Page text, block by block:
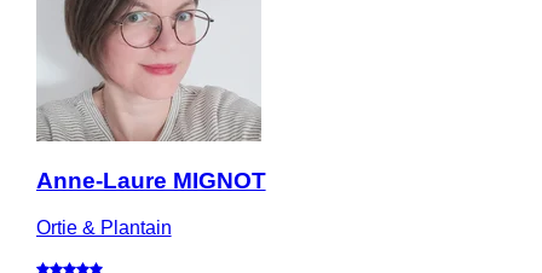
Anne-Laure MIGNOT
Ortie & Plantain